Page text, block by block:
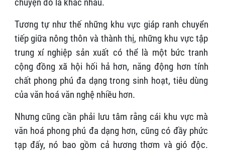
Tương tự như thế những khu vực giáp ranh chuyển
tiếp giữa nông thôn và thành thị, những khu vực tập
trung xí nghiệp sản xuất có thể là một bức tranh
cộng đồng xã hội hối hả hơn, năng động hơn tính
chất phong phú đa dạng trong sinh hoạt, tiêu dùng
của văn hoá văn nghệ nhiều hơn.
Nhưng cũng cần phải lưu tâm rằng cái khu vực mà
văn hoá phong phú đa dạng hơn, cũng có đầy phức
tạp đấy, nó bao gồm cả hương thơm và gió độc.